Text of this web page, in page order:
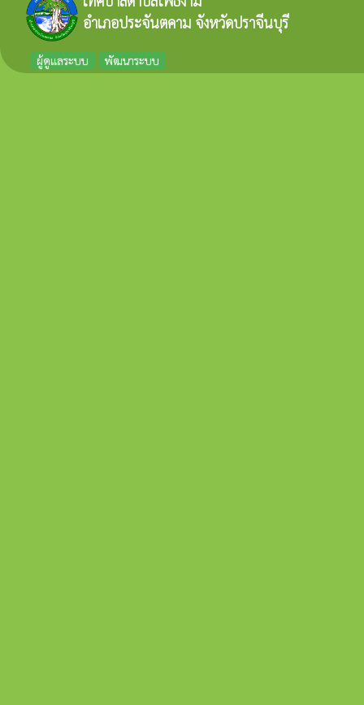
อำเภอประจันตคาม จังหวัดปราจีนบุรี
ผู้ดูแลระบบ พัฒนาระบบ